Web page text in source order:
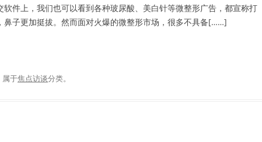
软件上，我们也可以看到各种玻尿酸、美白针等微整形广告，都宣称打
鼻子更加挺拔。然而面对火爆的微整形市场，很多不具备[……]
属于焦点访谈分类。